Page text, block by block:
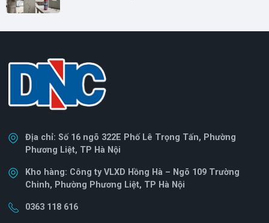
Địa chỉ: Số 16 ngõ 322E Phố Lê Trọng Tấn, Phường
Phương Liệt, TP Hà Nội
Kho hàng: Công ty VLXD Hồng Hà – Ngõ 109 Trường
Chinh, Phường Phương Liệt, TP Hà Nội
0363 118 616